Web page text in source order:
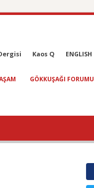
Kaos Q ENGLISH
GÖKKUŞAĞI FORUMU